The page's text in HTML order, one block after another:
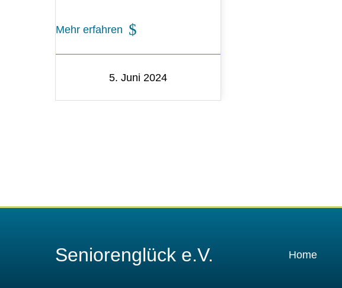
Mehr erfahren
5. Juni 2024
Seniorenglück e.V. Home